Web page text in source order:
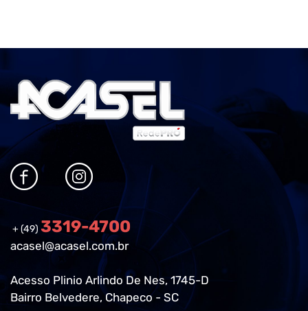
+ (49) 3319-4700
acasel@acasel.com.br
Acesso Plinio Arlindo De Nes, 1745-D
Bairro Belvedere, Chapeco - SC